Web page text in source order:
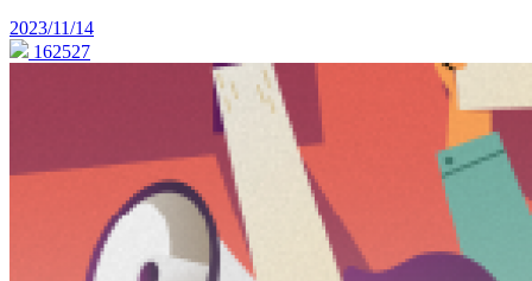
2023/11/14
162527